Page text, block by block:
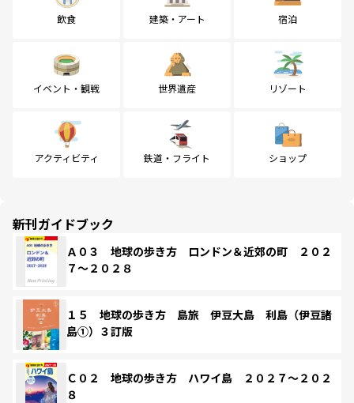
飲食 建築・アート 宿泊
イベント・観戦 世界遺産 リゾート
アクティビティ 鉄道・フライト ショップ
新刊ガイドブック
Ａ０３ 地球の歩き方 ロンドン＆近郊の町 ２０２
７～２０２８
１５ 地球の歩き方 島旅 伊豆大島 利島（伊豆諸
島①）３訂版
Ｃ０２ 地球の歩き方 ハワイ島 ２０２７～２０２
８